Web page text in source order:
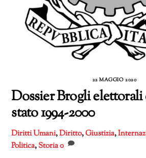
22 MAGGIO 2020
Dossier Brogli
stato 1994-2000
Diritti Umani,Diritto,Giustizia,
Politica,Storia0